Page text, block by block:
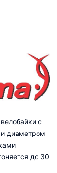
с
диаметром
до 30